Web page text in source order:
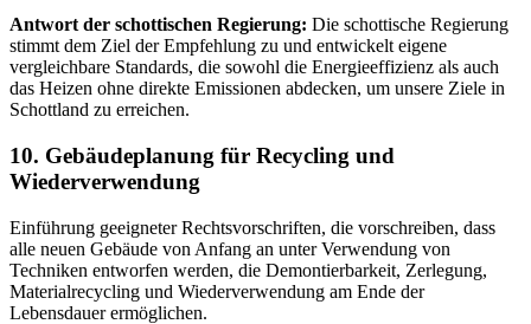
Antwort der schottischen Regierung: Die schottische Regierung
stimmt dem Ziel der Empfehlung zu und entwickelt eigene
vergleichbare Standards, die sowohl die Energieeffizienz als auch
das Heizen ohne direkte Emissionen abdecken, um unsere Ziele in
Schottland zu erreichen.
10. Gebäudeplanung für Recycling und
Wiederverwendung
Einführung geeigneter Rechtsvorschriften, die vorschreiben, dass
alle neuen Gebäude von Anfang an unter Verwendung von
Techniken entworfen werden, die Demontierbarkeit, Zerlegung,
Materialrecycling und Wiederverwendung am Ende der
Lebensdauer ermöglichen.